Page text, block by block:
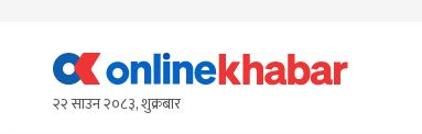
content२२ साउन २०८३, शुक्रबार